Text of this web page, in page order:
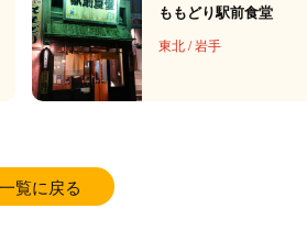
ももどり駅前食堂
東北/岩手
覧に戻る